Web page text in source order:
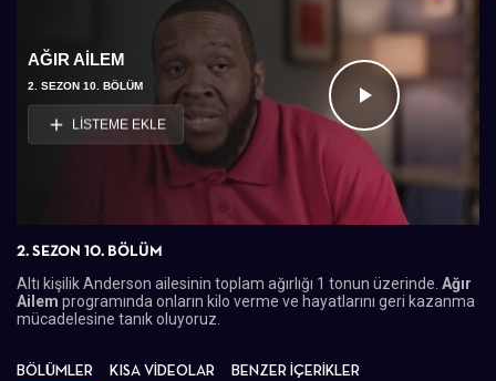
Videoyu
Oynat
AĞIR AILEM
2. SEZON 10. BÖLÜM
LİSTEME EKLE
2. SEZON 10. BÖLÜM
Altı kişilik Anderson ailesinin toplam ağırlığı 1 tonun üzerinde. Ağır
Ailem programında onların kilo verme ve hayatlarını geri kazanma
mücadelesine tanık oluyoruz.
BÖLÜMLER KISA VİDEOLAR BENZER İÇERİKLER